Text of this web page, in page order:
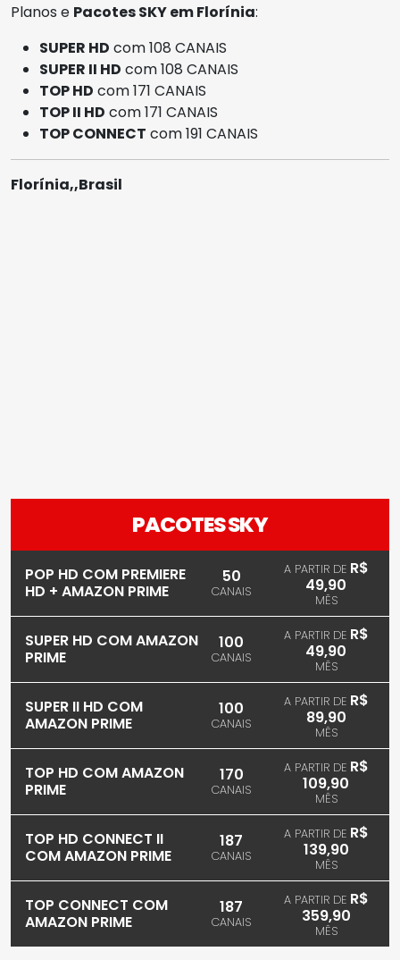
Planos e Pacotes SKY em Florínia:
SUPER HD com 108 CANAIS
SUPER II HD com 108 CANAIS
TOP HD com 171 CANAIS
TOP II HD com 171 CANAIS
TOP CONNECT com 191 CANAIS
Florínia,,Brasil
PACOTES SKY
POP HD COM PREMIERE
HD + AMAZON PRIME
50
CANAIS
A PARTIR DE R$
49,90
MÊS
SUPER HD COM AMAZON
PRIME
100
CANAIS
A PARTIR DE R$
49,90
MÊS
SUPER II HD COM
AMAZON PRIME
100
CANAIS
A PARTIR DE R$
89,90
MÊS
TOP HD COM AMAZON
PRIME
170
CANAIS
A PARTIR DE R$
109,90
MÊS
TOP HD CONNECT II
COM AMAZON PRIME
187
CANAIS
A PARTIR DE R$
139,90
MÊS
TOP CONNECT COM
AMAZON PRIME
187
CANAIS
A PARTIR DE R$
359,90
MÊS